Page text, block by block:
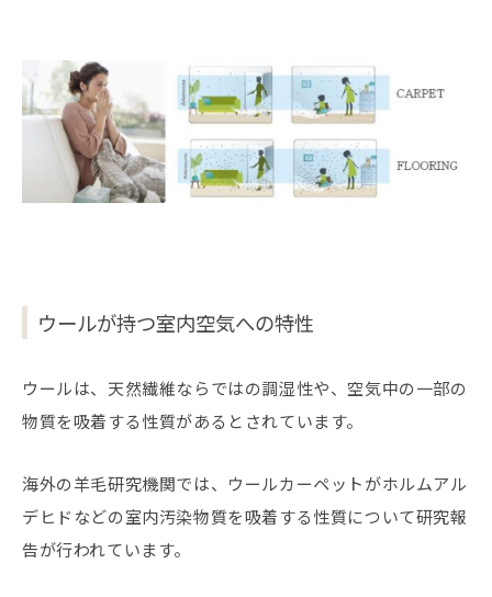
ウールが持つ室内空気への特性
ウールは、天然繊維ならではの調湿性や、空気中の一部の
物質を吸着する性質があるとされています。
海外の羊毛研究機関では、ウールカーペットがホルムアル
デヒドなどの室内汚染物質を吸着する性質について研究報
告が行われています。